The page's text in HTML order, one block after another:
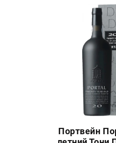
Портвейн